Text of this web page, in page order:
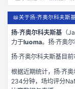
📖关于扬·齐奥尔科夫斯基
扬·齐奥尔科夫斯基 （
力于luoma。 扬·齐奥
扬·齐奥尔科夫斯基目
根据近期统计， 扬·齐
234分钟，场均评分